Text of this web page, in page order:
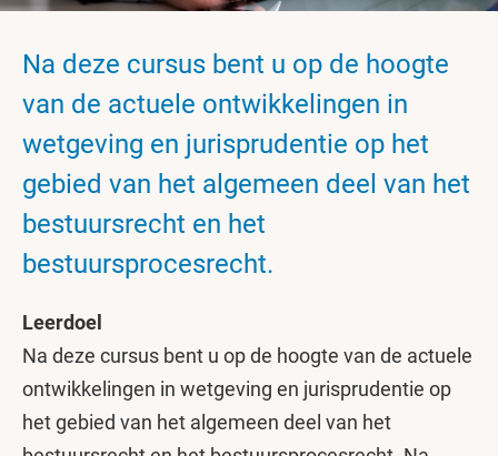
Na deze cursus bent u op de hoogte
van de actuele ontwikkelingen in
wetgeving en jurisprudentie op het
gebied van het algemeen deel van het
bestuursrecht en het
bestuursprocesrecht.
Leerdoel
Na deze cursus bent u op de hoogte van de actuele
ontwikkelingen in wetgeving en jurisprudentie op
het gebied van het algemeen deel van het